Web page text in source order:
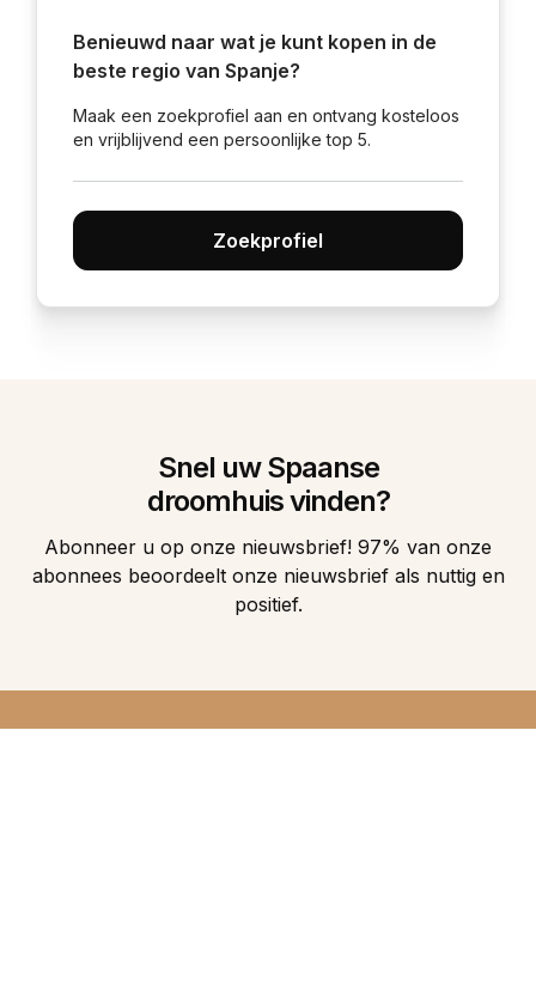
Benieuwd naar wat je kunt kopen in de
beste regio van Spanje?
Maak een zoekprofiel aan en ontvang kosteloos
en vrijblijvend een persoonlijke top 5.
Zoekprofiel
Snel uw Spaanse
droomhuis vinden?
Abonneer u op onze nieuwsbrief! 97% van onze
abonnees beoordeelt onze nieuwsbrief als nuttig en
positief.